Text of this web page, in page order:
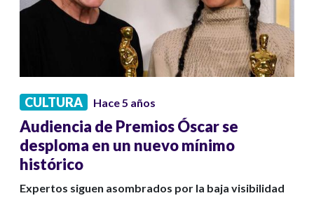
CULTURA Hace 5 años
Audiencia de Premios Óscar se
desploma en un nuevo mínimo
histórico
Expertos siguen asombrados por la baja visibilidad